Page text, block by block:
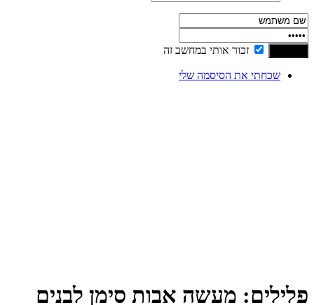
זכור אותי במחשב זה
שכחתי את הסיסמה שלי
פלילים: מעשה אבות סימן לבנים